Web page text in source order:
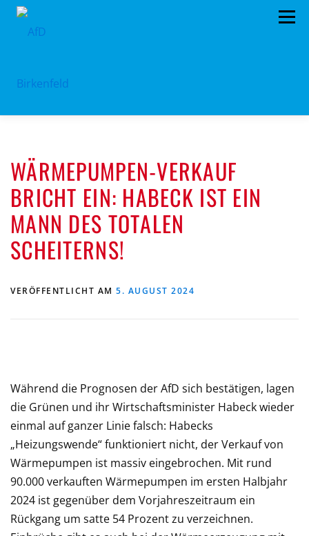
Zum
Menü
AKTUELLES TERMINE MITMACHEN!
KONTAKT
WÄRMEPUMPEN-VERKAUF
BRICHT EIN: HABECK IST EIN
MANN DES TOTALEN
SCHEITERNS!
VERÖFFENTLICHT AM 5. AUGUST 2024
Während die Prognosen der AfD sich bestätigen, lagen
die Grünen und ihr Wirtschaftsminister Habeck wieder
einmal auf ganzer Linie falsch: Habecks
„Heizungswende“ funktioniert nicht, der Verkauf von
Wärmepumpen ist massiv eingebrochen. Mit rund
90.000 verkauften Wärmepumpen im ersten Halbjahr
2024 ist gegenüber dem Vorjahreszeitraum ein
Rückgang um satte 54 Prozent zu verzeichnen.